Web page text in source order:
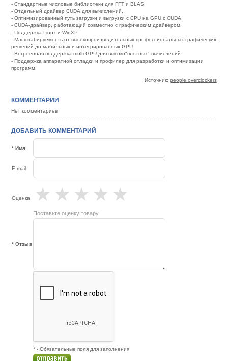
- Стандартные числовые библиотеки для FFT и BLAS.
- Отдельный драйвер CUDА для вычислений.
- Оптимизированный путь загрузки и выгрузки с CPU на GPU с CUDA.
- CUDA-драйвер, работающий совместно с графическим драйвером.
- Поддержка Linux и WinXP
- Масштабируемость от высокопроизводительных профессиональных графических
решений до мабильных и интегрированных GPU.
- Встроенная поддержка multi-GPU для высоко"плотных" вычислений.
- Поддержка аппаратной отладки и профилер для разработки и оптимизации
программ.
Источник: people.overclockers
КОММЕНТАРИИ
Нет комментариев
ДОБАВИТЬ КОММЕНТАРИЙ
* Имя
E-mail
Оценка ★
★
★
★
★
Поставьте оценку товару
* Отзыв
* - Обязательные поля для заполнения